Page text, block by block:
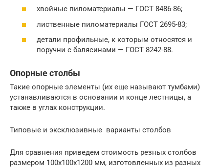
хвойные пиломатериалы — ГОСТ 8486-86;
лиственные пиломатериалы ГОСТ 2695-83;
детали профильные, к которым относятся и
поручни с балясинами — ГОСТ 8242-88.
Опорные столбы
Такие опорные элементы (их еще называют тумбами)
устанавливаются в основании и конце лестницы, а
также в углах конструкции.
Типовые и эксклюзивные варианты столбов
Для сравнения приведем стоимость резных столбов
размером 100х100х1200 мм, изготовленных из разных